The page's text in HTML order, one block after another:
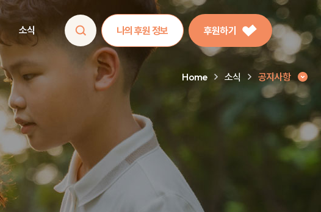
소식 나의 후원 정보 후원하기
Home 소식 공지사항